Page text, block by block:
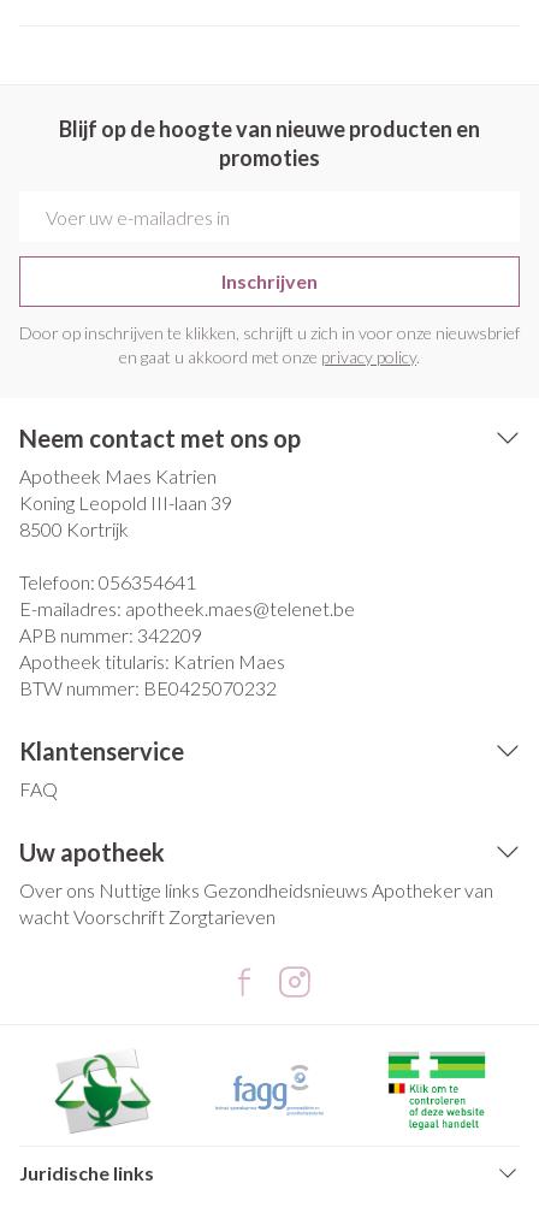
Blijf op de hoogte van nieuwe producten en
promoties
Inschrijven
Door op inschrijven te klikken, schrijft u zich in voor onze nieuwsbrief
en gaat u akkoord met onze privacy policy.
Neem contact met ons op
Apotheek Maes Katrien
Koning Leopold III-laan 39
8500 Kortrijk
Telefoon: 056354641
E-mailadres: apotheek.maes@telenet.be
APB nummer: 342209
Apotheek titularis: Katrien Maes
BTW nummer: BE0425070232
Klantenservice
FAQ
Uw apotheek
Over ons Nuttige links Gezondheidsnieuws Apotheker van
wachtVoorschrift Zorgtarieven
Juridische links